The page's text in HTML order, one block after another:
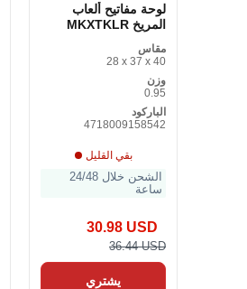
لوحة مفاتيح ألعاب
المريخ MKXTKLR
مقاس
28 x 37 x 40
وزن
0.95
الباركود
4718009158542
بقي القليل
الشحن خلال 24/48
ساعة
30.98 USD
36.44 USD
يشتري